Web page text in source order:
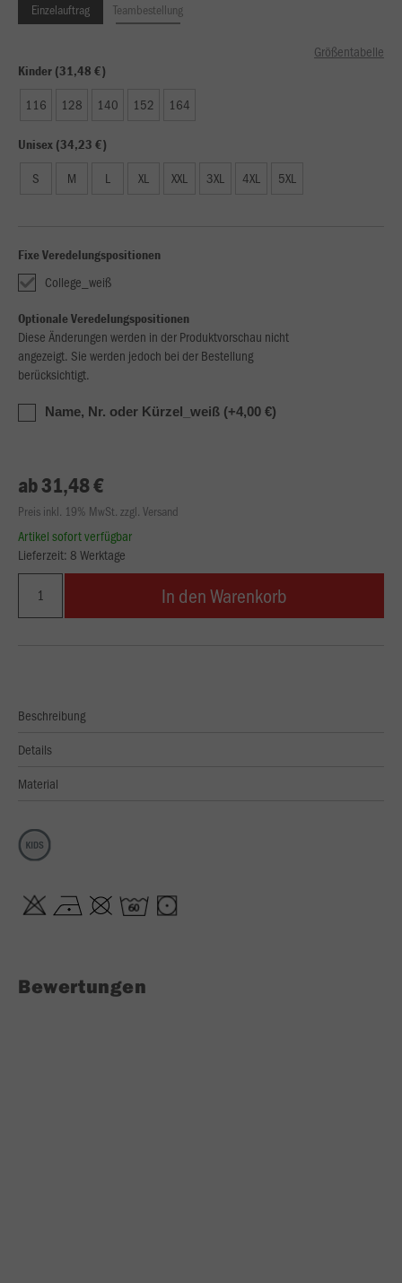
Einzelauftrag Teambestellung
Größentabelle
Kinder (31,48 €)
116 128 140 152 164
Unisex (34,23 €)
S M L XL XXL 3XL 4XL 5XL
Fixe Veredelungspositionen
College_weiß
Optionale Veredelungspositionen
Diese Änderungen werden in der Produktvorschau nicht
angezeigt. Sie werden jedoch bei der Bestellung
berücksichtigt.
Name, Nr. oder Kürzel_weiß (+4,00 €)
ab 31,48 €
Preis inkl. 19% MwSt. zzgl. Versand
Artikel sofort verfügbar
Lieferzeit: 8 Werktage
In den Warenkorb
Beschreibung
Details
Material
Bewertungen